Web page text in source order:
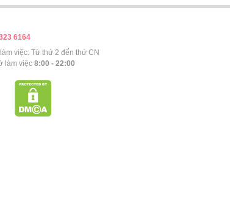
6164
việc: Từ thứ 2 đến thứ CN
làm việc 8:00 - 22:00